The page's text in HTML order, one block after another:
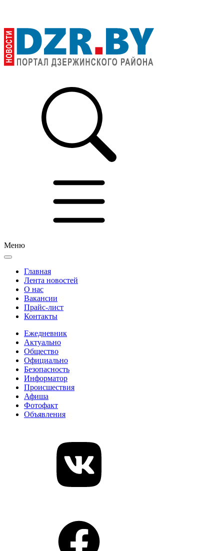
Меню
Главная
Лента новостей
О нас
Вакансии
Прайс-лист
Контакты
Ежедневник
Актуально
Общество
Официально
Безопасность
Информатор
Происшествия
Афиша
Фотофакт
Объявления